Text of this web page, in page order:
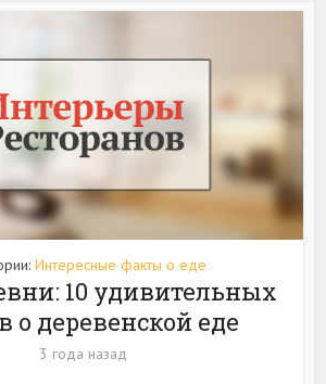
Интересные факты о еде
10 удивительных
о деревенской еде
3 года назад